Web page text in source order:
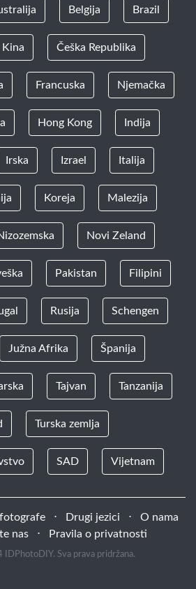
Belgija Brazil
Kina Češka Republika
Francuska Njemačka
Hong Kong Indija
Irska Izrael Italija
Koreja Malezija
Novi Zeland
Pakistan Filipini
Rusija Schengen
Južna Afrika Španija
Tajvan Tanzanija
Turska zemlja
SAD Vijetnam
⋅ Drugi jezici ⋅
O nama
nas ⋅ Pravila o privatnosti
Sva prava pridržana.